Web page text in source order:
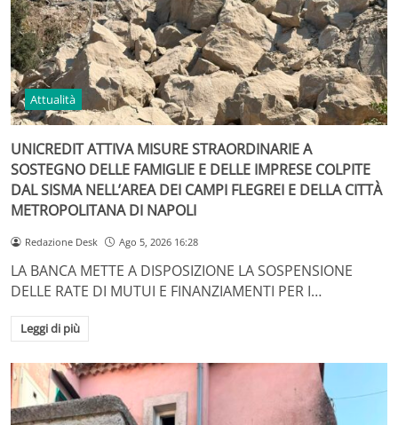
Attualità
UNICREDIT ATTIVA MISURE STRAORDINARIE A
SOSTEGNO DELLE FAMIGLIE E DELLE IMPRESE COLPITE
DAL SISMA NELL’AREA DEI CAMPI FLEGREI E DELLA CITTÀ
METROPOLITANA DI NAPOLI
Redazione Desk Ago 5, 2026 16:28
LA BANCA METTE A DISPOSIZIONE LA SOSPENSIONE
DELLE RATE DI MUTUI E FINANZIAMENTI PER I…
Leggi di più